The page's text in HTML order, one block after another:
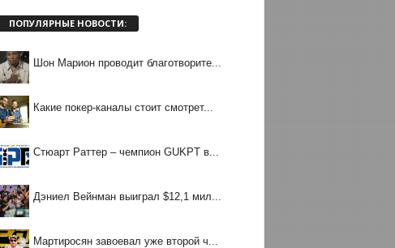
ПОПУЛЯРНЫЕ НОВОСТИ:
Шон Марион проводит благотворите...
Какие покер-каналы стоит смотрет...
Стюарт Раттер – чемпион GUKPT в...
Дэниел Вейнман выиграл $12,1 мил...
Мартиросян завоевал уже второй ч...